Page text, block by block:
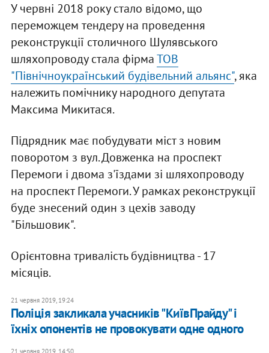
У червні 2018 року стало відомо, що
переможцем тендеру на проведення
реконструкції столичного Шулявського
шляхопроводу стала фірмаТОВ
"Північноукраїнський будівельний альянс", яка
належить помічнику народного депутата
Максима Микитася.
Підрядник має побудувати міст з новим
поворотом з вул. Довженка на проспект
Перемоги і двома з'їздами зі шляхопроводу
на проспект Перемоги. У рамках реконструкції
буде знесений один з цехів заводу
"Більшовик".
Орієнтовна тривалість будівництва - 17
місяців.
21 червня 2019, 19:24
Поліція закликала учасників "КиївПрайду" і
їхніх опонентів не провокувати одне одного